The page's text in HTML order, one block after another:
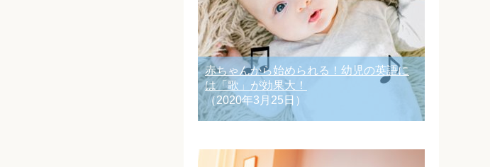
赤ちゃんから始められる！幼児の英語に
は「歌」が効果大！
（2020年3月25日）